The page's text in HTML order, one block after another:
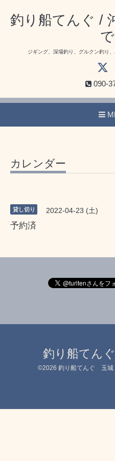
釣り船てんぐ /
ジギング、深場釣り、グルクン釣り
090-
カレンダー
貸し切り 2022-04-23 (土)
予約済
釣り船てん
©2026 釣り船てんぐ 玉